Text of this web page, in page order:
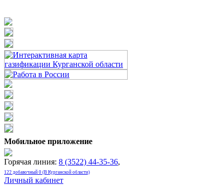
Мобильное приложение
Горячая линия: 8 (3522) 44-35-36,
122 добавочный 0 (В Курганской области)
Личный кабинет